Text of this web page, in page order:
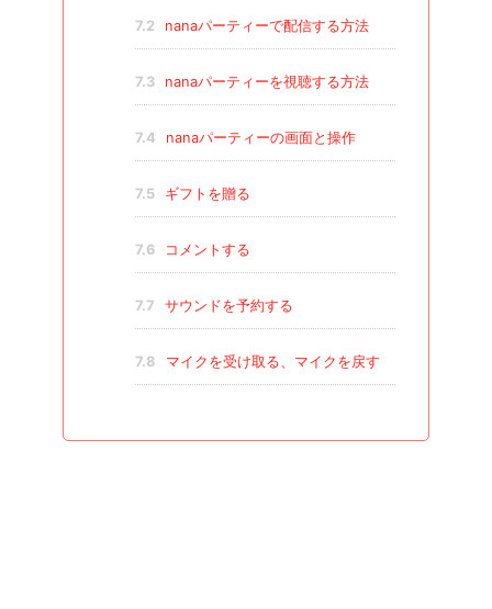
7.2 nanaパーティーで配信する方法
7.3 nanaパーティーを視聴する方法
7.4 nanaパーティーの画面と操作
7.5 ギフトを贈る
7.6 コメントする
7.7 サウンドを予約する
7.8 マイクを受け取る、マイクを戻す